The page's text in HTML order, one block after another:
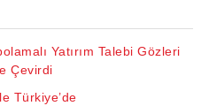
Yatırım Talebi Gözleri
Çevirdi
Türkiye’de